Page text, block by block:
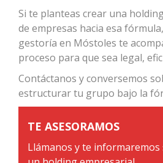
Si te planteas crear una
de empresas hacia esa
gestoría en Móstoles te
proceso para que sea legal,
Contáctanos y conversemos
estructurar tu grupo bajo la
TE ASESORAMOS
Llámanos y te